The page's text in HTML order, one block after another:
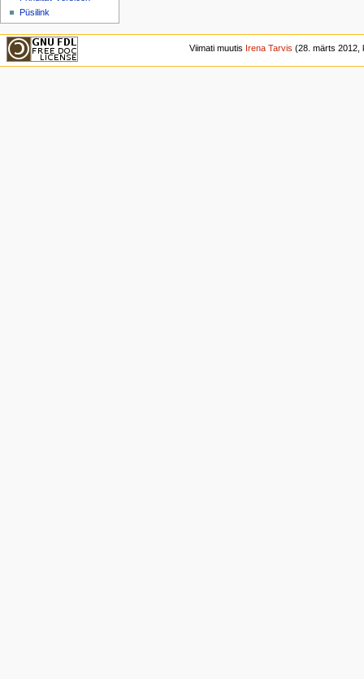
Püsilink
Viimati muutis Irena Tarvis (28. märts 2012,